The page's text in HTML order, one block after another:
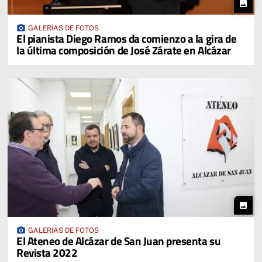
photo
photo_camera GALERIAS DE FOTOS
El pianista Diego Ramos da comienzo a la gira de
la última composición de José Zárate en Alcázar
photo
photo_camera GALERIAS DE FOTOS
El Ateneo de Alcázar de San Juan presenta su
Revista 2022